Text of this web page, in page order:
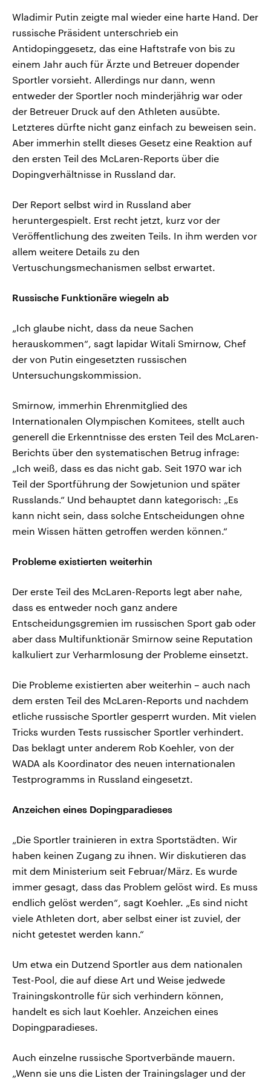
Wladimir Putin zeigte mal wieder eine harte Hand. Der
russische Präsident unterschrieb ein
Antidopinggesetz, das eine Haftstrafe von bis zu
einem Jahr auch für Ärzte und Betreuer dopender
Sportler vorsieht. Allerdings nur dann, wenn
entweder der Sportler noch minderjährig war oder
der Betreuer Druck auf den Athleten ausübte.
Letzteres dürfte nicht ganz einfach zu beweisen sein.
Aber immerhin stellt dieses Gesetz eine Reaktion auf
den ersten Teil des McLaren-Reports über die
Dopingverhältnisse in Russland dar.
Der Report selbst wird in Russland aber
heruntergespielt. Erst recht jetzt, kurz vor der
Veröffentlichung des zweiten Teils. In ihm werden vor
allem weitere Details zu den
Vertuschungsmechanismen selbst erwartet.
Russische Funktionäre wiegeln ab
„Ich glaube nicht, dass da neue Sachen
herauskommen“, sagt lapidar Witali Smirnow, Chef
der von Putin eingesetzten russischen
Untersuchungskommission.
Smirnow, immerhin Ehrenmitglied des
Internationalen Olympischen Komitees, stellt auch
generell die Erkenntnisse des ersten Teil des McLaren-
Berichts über den systematischen Betrug infrage:
„Ich weiß, dass es das nicht gab. Seit 1970 war ich
Teil der Sportführung der Sowjetunion und später
Russlands.“ Und behauptet dann kategorisch: „Es
kann nicht sein, dass solche Entscheidungen ohne
mein Wissen hätten getroffen werden können.“
Probleme existierten weiterhin
Der erste Teil des McLaren-Reports legt aber nahe,
dass es entweder noch ganz andere
Entscheidungsgremien im russischen Sport gab oder
aber dass Multifunktionär Smirnow seine Reputation
kalkuliert zur Verharmlosung der Probleme einsetzt.
Die Probleme existierten aber weiterhin – auch nach
dem ersten Teil des McLaren-Reports und nachdem
etliche russische Sportler gesperrt wurden. Mit vielen
Tricks wurden Tests russischer Sportler verhindert.
Das beklagt unter anderem Rob Koehler, von der
WADA als Koordinator des neuen internationalen
Testprogramms in Russland eingesetzt.
Anzeichen eines Dopingparadieses
„Die Sportler trainieren in extra Sportstädten. Wir
haben keinen Zugang zu ihnen. Wir diskutieren das
mit dem Ministerium seit Februar/März. Es wurde
immer gesagt, dass das Problem gelöst wird. Es muss
endlich gelöst werden“, sagt Koehler. „Es sind nicht
viele Athleten dort, aber selbst einer ist zuviel, der
nicht getestet werden kann.“
Um etwa ein Dutzend Sportler aus dem nationalen
Test-Pool, die auf diese Art und Weise jedwede
Trainingskontrolle für sich verhindern können,
handelt es sich laut Koehler. Anzeichen eines
Dopingparadieses.
Auch einzelne russische Sportverbände mauern.
„Wenn sie uns die Listen der Trainingslager und der